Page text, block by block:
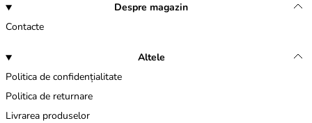
Despre magazin
Contacte
Altele
Politica de confidențialitate
Politica de returnare
Livrarea produselor